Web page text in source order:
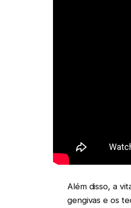
Além disso, a
gengivas e os